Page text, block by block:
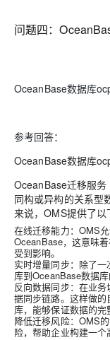
问题四：
OceanBase数据库
参考回答：
OceanBase数据库
OceanBase迁移服
同构或异构的关系型
来说，OMS提供了以
在线迁移能力：OMS
OceanBase，这意味
受到影响。
实时增量同步：除了一
库到OceanBase数据
反向数据同步：在业务
据同步链路。这样做
库，能够保证数据的完
降低迁移风险：OMS
险，帮助企业构建一个